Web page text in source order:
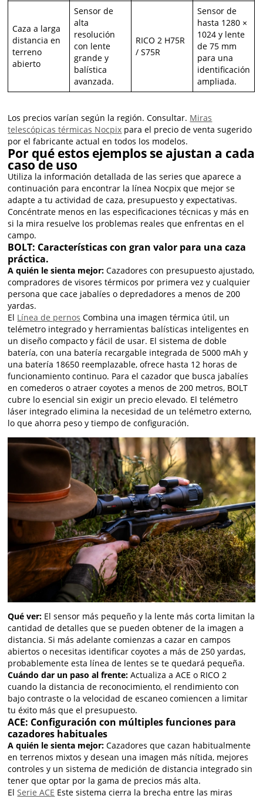
Caza a larga
distancia en
terreno
abierto
Sensor de
alta
resolución
con lente
grande y
balística
avanzada.
RICO 2 H75R
/ S75R
Sensor de
hasta 1280 ×
1024 y lente
de 75 mm
para una
identificación
ampliada.
Los precios varían según la región. Consultar. Miras
telescópicas térmicas Nocpix para el precio de venta sugerido
por el fabricante actual en todos los modelos.
Por qué estos ejemplos se ajustan a cada
caso de uso
Utiliza la información detallada de las series que aparece a
continuación para encontrar la línea Nocpix que mejor se
adapte a tu actividad de caza, presupuesto y expectativas.
Concéntrate menos en las especificaciones técnicas y más en
si la mira resuelve los problemas reales que enfrentas en el
campo.
BOLT: Características con gran valor para una caza
práctica.
A quién le sienta mejor: Cazadores con presupuesto ajustado,
compradores de visores térmicos por primera vez y cualquier
persona que cace jabalíes o depredadores a menos de 200
yardas.
El Línea de pernos Combina una imagen térmica útil, un
telémetro integrado y herramientas balísticas inteligentes en
un diseño compacto y fácil de usar. El sistema de doble
batería, con una batería recargable integrada de 5000 mAh y
una batería 18650 reemplazable, ofrece hasta 12 horas de
funcionamiento continuo. Para el cazador que busca jabalíes
en comederos o atraer coyotes a menos de 200 metros, BOLT
cubre lo esencial sin exigir un precio elevado. El telémetro
láser integrado elimina la necesidad de un telémetro externo,
lo que ahorra peso y tiempo de configuración.
Qué ver: El sensor más pequeño y la lente más corta limitan la
cantidad de detalles que se pueden obtener de la imagen a
distancia. Si más adelante comienzas a cazar en campos
abiertos o necesitas identificar coyotes a más de 250 yardas,
probablemente esta línea de lentes se te quedará pequeña.
Cuándo dar un paso al frente: Actualiza a ACE o RICO 2
cuando la distancia de reconocimiento, el rendimiento con
bajo contraste o la velocidad de escaneo comiencen a limitar
tu éxito más que el presupuesto.
ACE: Configuración con múltiples funciones para
cazadores habituales
A quién le sienta mejor: Cazadores que cazan habitualmente
en terrenos mixtos y desean una imagen más nítida, mejores
controles y un sistema de medición de distancia integrado sin
tener que optar por la gama de precios más alta.
ElSerie ACE Este sistema cierra la brecha entre las miras